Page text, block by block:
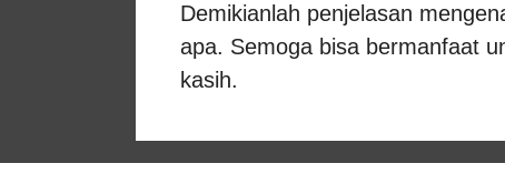
Demikianlah penjelasan
apa. Semoga bisa bermanfaat
kasih.